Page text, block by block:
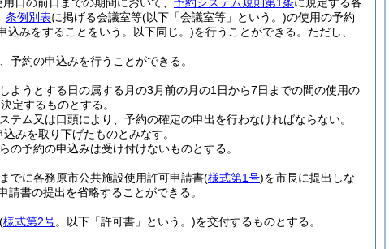
条例別表に掲げる会議室等(以下「会議室等」という。)の使用の予約
込みをすることをいう。以下同じ。)を行うことができる。 ただし、
約の申込みを行うことができる。
ようとする日の属する月の3月前の月の1日から7日までの間の使用の
定するものとする。
ム又は口頭により、予約の確定の申出を行わなければならない。
みを取り下げたものとみなす。
予約の申込みは受け付けないものとする。
でに各務原市公共施設使用許可申請書(様式第1号)を市長に提出しな
書の提出を省略することができる。
(様式第2号。以下「許可書」という。)を交付するものとする。